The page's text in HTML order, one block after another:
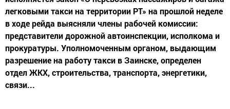
легковыми такси на территории РТ» на прошлой неделе
в ходе рейда выясняли члены рабочей комиссии:
представители дорожной автоинспекции, исполкома и
прокуратуры. Уполномоченным органом, выдающим
разрешение на работу такси в Заинске, определен
отдел ЖКХ, строительства, транспорта, энергетики,
связи...